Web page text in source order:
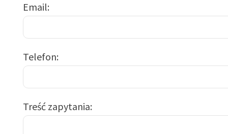
Email
Telefon
Treść zapytania